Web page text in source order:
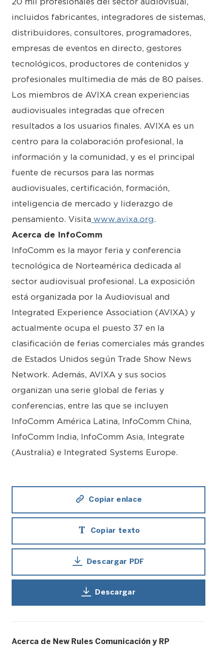
incluidos fabricantes, integradores de sistemas,
distribuidores, consultores, programadores,
empresas de eventos en directo, gestores
tecnológicos, productores de contenidos y
profesionales multimedia de más de 80 países.
Los miembros de AVIXA crean experiencias
audiovisuales integradas que ofrecen
resultados a los usuarios finales. AVIXA es un
centro para la colaboración profesional, la
información y la comunidad, y es el principal
fuente de recursos para las normas
audiovisuales, certificación, formación,
inteligencia de mercado y liderazgo de
pensamiento. Visita www.avixa.org.
Acerca de InfoComm
InfoComm es la mayor feria y conferencia
tecnológica de Norteamérica dedicada al
sector audiovisual profesional. La exposición
está organizada por la Audiovisual and
Integrated Experience Association (AVIXA) y
actualmente ocupa el puesto 37 en la
clasificación de ferias comerciales más grandes
de Estados Unidos según Trade Show News
Network. Además, AVIXA y sus socios
organizan una serie global de ferias y
conferencias, entre las que se incluyen
InfoComm América Latina, InfoComm China,
InfoComm India, InfoComm Asia, Integrate
(Australia) e Integrated Systems Europe.
Copiar enlace
Copiar texto
Descargar PDF
Descargar
Acerca de New Rules Comunicación y RP